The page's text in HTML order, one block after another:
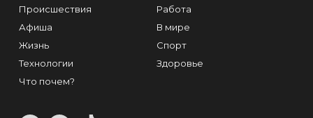
Происшествия
Афиша
Жизнь
Технологии
Что почем?
Работа
В мире
Спорт
Здоровье